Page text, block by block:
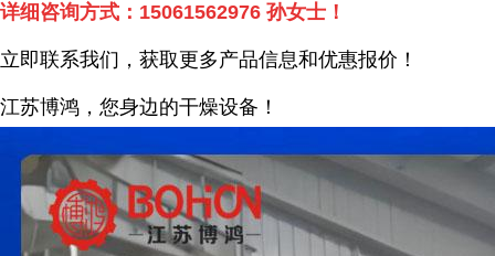
详细咨询方式： 15061562976 孙女士！
立即联系我们，获取更多产品信息和优惠报价！
江苏博鸿，您身边的干燥设备 ！